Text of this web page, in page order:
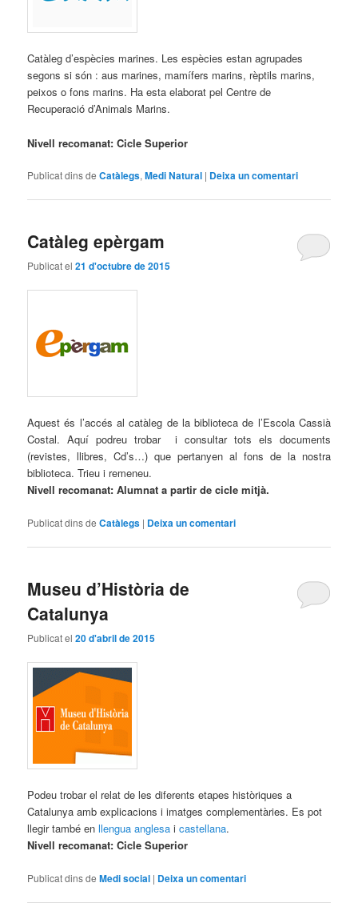
Catàleg d’espècies marines. Les espècies estan agrupades
segons si són : aus marines, mamífers marins, rèptils marins,
peixos o fons marins. Ha esta elaborat pel Centre de
Recuperació d’Animals Marins.
Nivell recomanat: Cicle Superior
Publicat dins de Catàlegs,Medi Natural | Deixa un comentari
Catàleg epèrgam
Publicat el21 d'octubre de 2015
Aquest és l’accés al catàleg de la biblioteca de l’Escola Cassià
Costal. Aquí podreu trobar i consultar tots els documents
(revistes, llibres, Cd’s…) que pertanyen al fons de la nostra
biblioteca. Trieu i remeneu.
Nivell recomanat: Alumnat a partir de cicle mitjà.
Publicat dins de Catàlegs | Deixa un comentari
Museu d’Història de
Catalunya
Publicat el20 d'abril de 2015
Podeu trobar el relat de les diferents etapes històriques a
Catalunya amb explicacions i imatges complementàries. Es pot
llegir també enllengua anglesa icastellana.
Nivell recomanat: Cicle Superior
Publicat dins de Medi social | Deixa un comentari